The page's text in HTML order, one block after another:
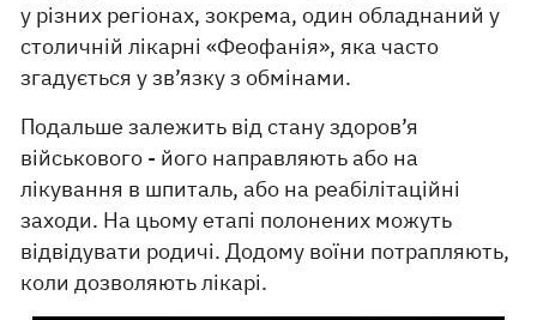
у різних регіонах, зокрема, один обладнаний у
столичній лікарні «Феофанія», яка часто
згадується у зв’язку з обмінами.
Подальше залежить від стану здоров’я
військового - його направляють або на
лікування в шпиталь, або на реабілітаційні
заходи. На цьому етапі полонених можуть
відвідувати родичі. Додому воїни потрапляють,
коли дозволяють лікарі.